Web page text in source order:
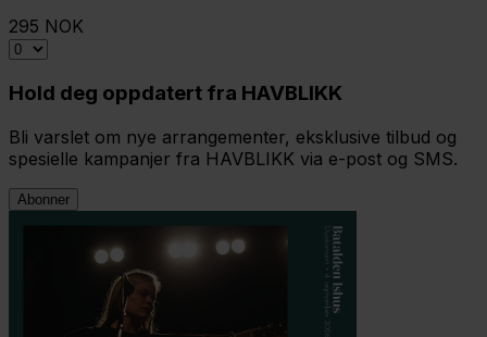
295 NOK
Hold deg oppdatert fra HAVBLIKK
Bli varslet om nye arrangementer, eksklusive tilbud og
spesielle kampanjer fra HAVBLIKK via e-post og SMS.
Abonner